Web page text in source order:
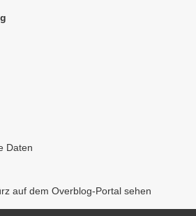
Daten
auf dem Overblog-Portal sehen